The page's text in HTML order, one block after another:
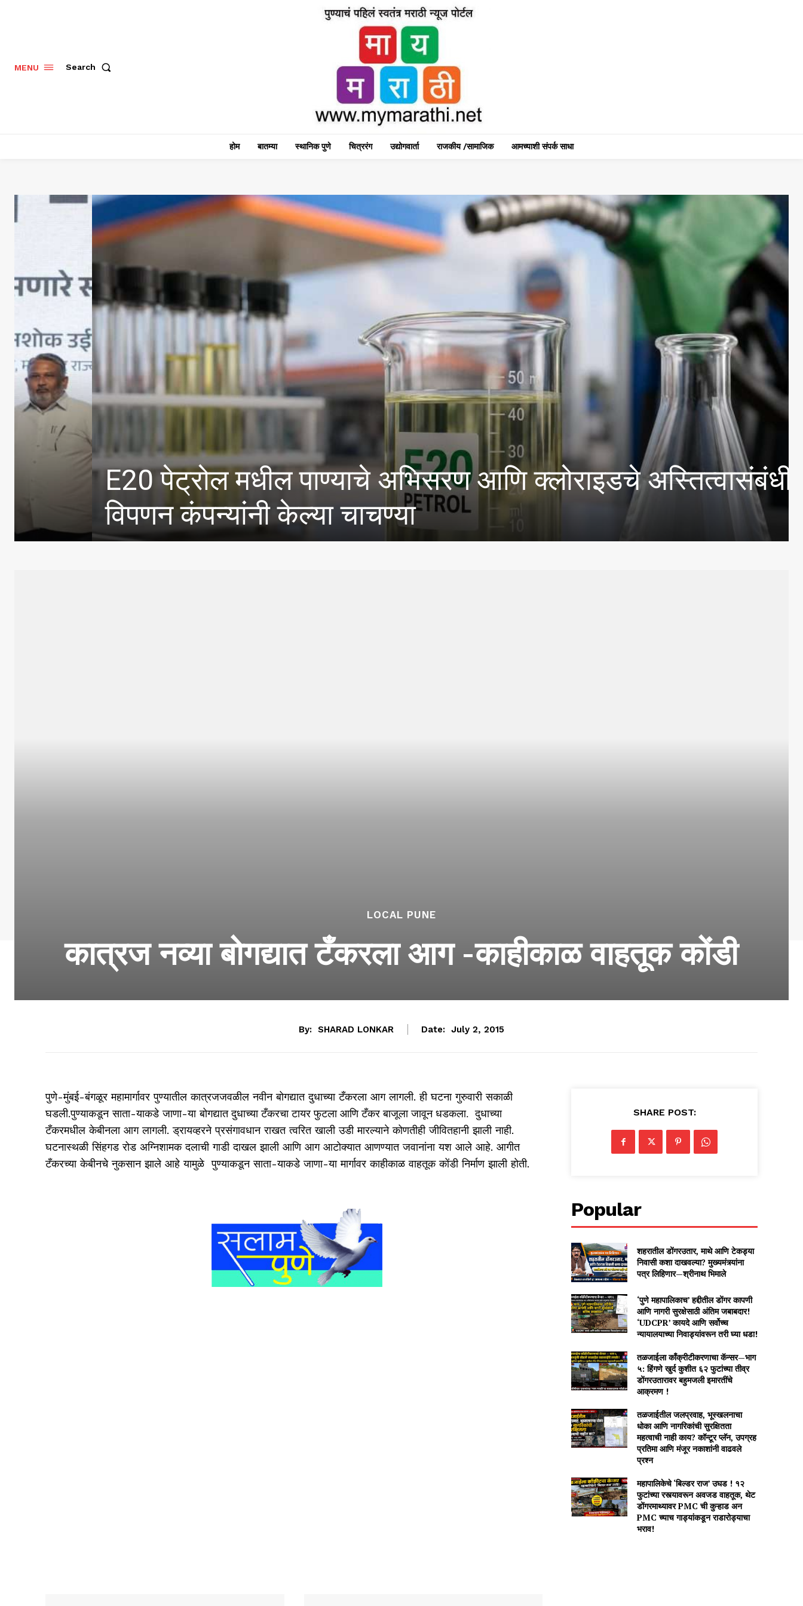
MENU Search
होम बातम्या स्थानिक पुणे चित्ररंग उद्योगवार्ता राजकीय /सामाजिक आमच्याशी संपर्क साधा
E20 पेट्रोल मधील पाण्याचे अभिसरण आणि क्लोराइडचे अस्तित्वासंबंधी तेल
विपणन कंपन्यांनी केल्या चाचण्या
LOCAL PUNE
कात्रज नव्या बोगद्यात टँकरला आग -काहीकाळ वाहतूक कोंडी
By: SHARAD LONKAR Date: July 2, 2015
पुणे-मुंबई-बंगळूर महामार्गावर पुण्यातील कात्रजजवळील नवीन बोगद्यात दुधाच्या टँकरला आग लागली. ही घटना गुरुवारी सकाळी
घडली.पुण्याकडून साता-याकडे जाणा-याबोगद्यात दुधाच्या टँकरचा टायर फुटला आणि टँकर बाजूला जावून धडकला.दुधाच्या
टँकरमधील केबीनला आग लागली. ड्रायव्हरने प्रसंगावधान राखत त्वरित खाली उडी मारल्याने कोणतीही जीवितहानी झाली नाही.
घटनास्थळी सिंहगड रोड अग्निशामक दलाची गाडी दाखल झाली आणि आग आटोक्यात आणण्यात जवानांना यश आले आहे. आगीत
टँकरच्या केबीनचे नुकसान झाले आहे यामुळे पुण्याकडून साता-याकडे जाणा-या मार्गावर काहीकाळ वाहतूक कोंडी निर्माण झाली होती.
SHARE POST:
Popular
शहरातील डोंगरउतार, माथे आणि टेकड्या
निवासी कशा दाखवल्या? मुख्यमंत्र्यांना
पत्र लिहिणार—श्रीनाथ भिमाले
‘पुणे महापालिकाच’ हद्दीतील डोंगर कापणी
आणि नागरी सुरक्षेसाठी अंतिम जबाबदार!
‘UDCPR’ कायदे आणि सर्वोच्च
न्यायालयाच्या निवाड्यांवरून तरी घ्या धडा!
तळजाईला काँक्रीटीकरणाचा कॅन्सर—भाग
५: हिंगणे खुर्द कुशीत ६२ फुटांच्या तीव्र
डोंगरउतारावर बहुमजली इमारतींचे
आक्रमण !
तळजाईतील जलप्रवाह, भूस्खलनाचा
धोका आणि नागरिकांची सुरक्षितता
महत्वाची नाही काय? कॉन्टूर प्लॅन, उपग्रह
प्रतिमा आणि मंजूर नकाशांनी वाढवले
प्रश्न
महापालिकेचे ‘बिल्डर राज’ उघड ! १२
फुटांच्या रस्त्यावरून अवजड वाहतूक, थेट
डोंगरमाथ्यावर PMC ची कुऱ्हाड अन
PMC च्याच गाड्यांकडून राडारोड्याचा
भराव!